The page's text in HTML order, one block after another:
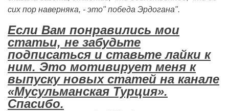
сих пор наверняка, - это" победа Эрдогана".
Если Вам понравились мои
статьи, не забудьте
подписаться и ставьте лайки к
ним. Это мотивирует меня к
выпуску новых статей на канале
«Мусульманская Турция».
Спасибо.